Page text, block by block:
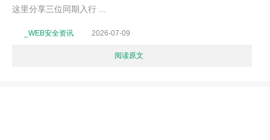
这里分享三位同期入行 ...
_WEB安全资讯 2026-07-09
阅读原文